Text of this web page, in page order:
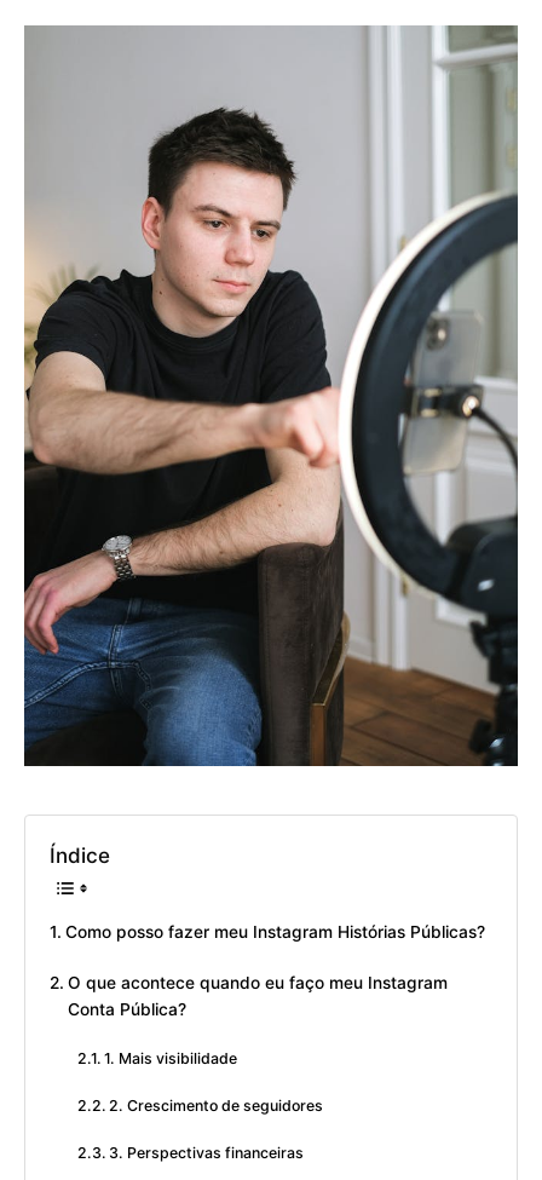
Índice
Como posso fazer meu Instagram Histórias Públicas?
O que acontece quando eu faço meu Instagram
Conta Pública?
1. Mais visibilidade
2. Crescimento de seguidores
3. Perspectivas financeiras